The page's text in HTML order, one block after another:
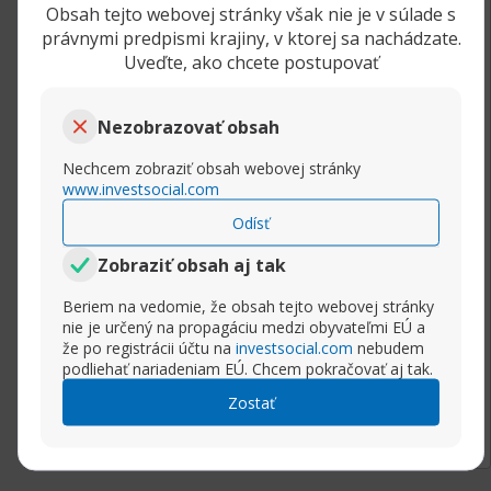
Obsah tejto webovej stránky však nie je v súlade s
právnymi predpismi krajiny, v ktorej sa nachádzate.
Uveďte, ako chcete postupovať
Nezobrazovať obsah
Nechcem zobraziť obsah webovej stránky
www.investsocial.com
Odísť
Zobraziť obsah aj tak
Beriem na vedomie, že obsah tejto webovej stránky
nie je určený na propagáciu medzi obyvateľmi EÚ a
že po registrácii účtu na investsocial.com nebudem
podliehať nariadeniam EÚ. Chcem pokračovať aj tak.
Zostať
Aká je minimálna investícia do PAMM?
Minimálnu výšku si určujú jednotliví PAMM
môže u jednotlivých PAMM účtoch pohybovať v
rozsahu od 1 USD (EUR) do neobmedzenej
výšky. Treba si ale aj zvážiť, či investícia
napríklad 1000 USD (EUR) má pre investora
nejaký zmysel, nakoľko treba rátať aj s
odmenou pre PAMM obchodníka a tiež s
prostriedkov na svoj investičný účet u daného
brokera a bánk. Ideálna výška investície je
niekde v rozmedzí 10 000 až 30 000 USD (EUR).
Do jednotlivých PAMM účtov je možné urobiť
neobmedzený počet investícií a môžu mať
obchodník má ale právo investíciu odmietnuť.
Rozbaliť príspevok